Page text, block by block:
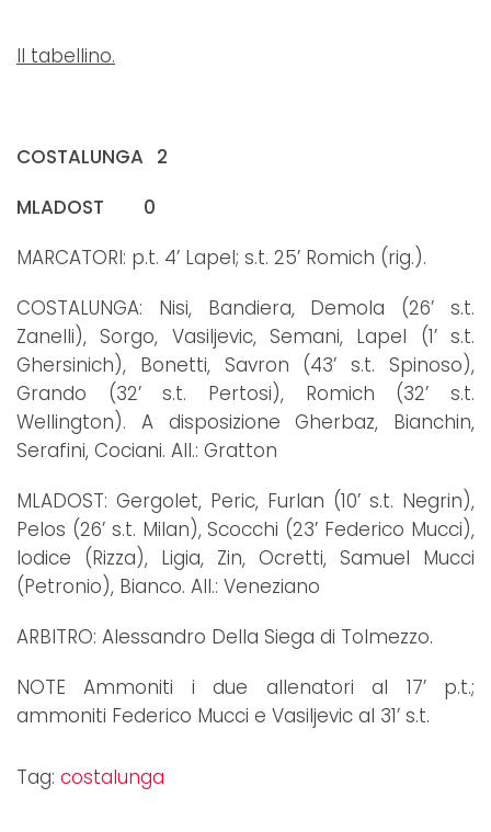
Il tabellino.
COSTALUNGA 2
MLADOST 0
MARCATORI: p.t. 4’ Lapel; s.t. 25’ Romich (rig.).
COSTALUNGA: Nisi, Bandiera, Demola (26’ s.t.
Zanelli), Sorgo, Vasiljevic, Semani, Lapel (1’ s.t.
Ghersinich), Bonetti, Savron (43’ s.t. Spinoso),
Grando (32’ s.t. Pertosi), Romich (32’ s.t.
Wellington). A disposizione Gherbaz, Bianchin,
Serafini, Cociani. All.: Gratton
MLADOST: Gergolet, Peric, Furlan (10’ s.t. Negrin),
Pelos (26’ s.t. Milan), Scocchi (23’ Federico Mucci),
Iodice (Rizza), Ligia, Zin, Ocretti, Samuel Mucci
(Petronio), Bianco. All.: Veneziano
ARBITRO: Alessandro Della Siega di Tolmezzo.
NOTE Ammoniti i due allenatori al 17’ p.t.;
ammoniti Federico Mucci e Vasiljevic al 31’ s.t.
Tag: costalunga